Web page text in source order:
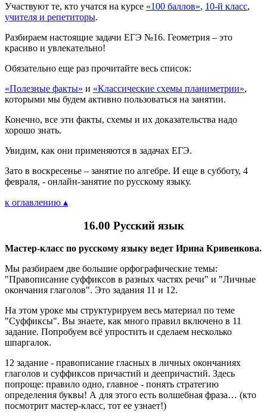
Участвуют те, кто учатся на курсе «100 баллов», 10-й класс,
учителя и репетиторы.
Разбираем настоящие задачи ЕГЭ №16. Геометрия – это
красиво и увлекательно!
Обязательно еще раз прочитайте весь список:
«Полезные факты» и «Классические схемы планиметрии»,
которыми мы будем активно пользоваться на занятии.
Конечно, все эти факты, схемы и их доказательства надо
хорошо знать.
Увидим, как они применяются в задачах ЕГЭ.
Зато в воскресенье – занятие по алгебре. И еще в субботу, 4
февраля, - онлайн-занятие по русскому языку.
к оглавлению ▴
16.00 Русский язык
Мастер-класс по русскому языку ведет Ирина Кривенкова.
Мы разбираем две большие орфографические темы:
"Правописание суффиксов в разных частях речи" и "Личные
окончания глаголов". Это задания 11 и 12.
На этом уроке мы структурируем весь материал по теме
"Суффиксы". Вы знаете, как много правил включено в 11
задание. Попробуем всё упростить и сделаем несколько
шпаргалок.
12 задание - правописание гласных в личных окончаниях
глаголов и суффиксов причастий и деепричастий. Здесь
попроще: правило одно, главное - понять стратегию
определения буквы! А для этого есть волшебная фраза… (кто
посмотрит мастер-класс, тот ее узнает!)